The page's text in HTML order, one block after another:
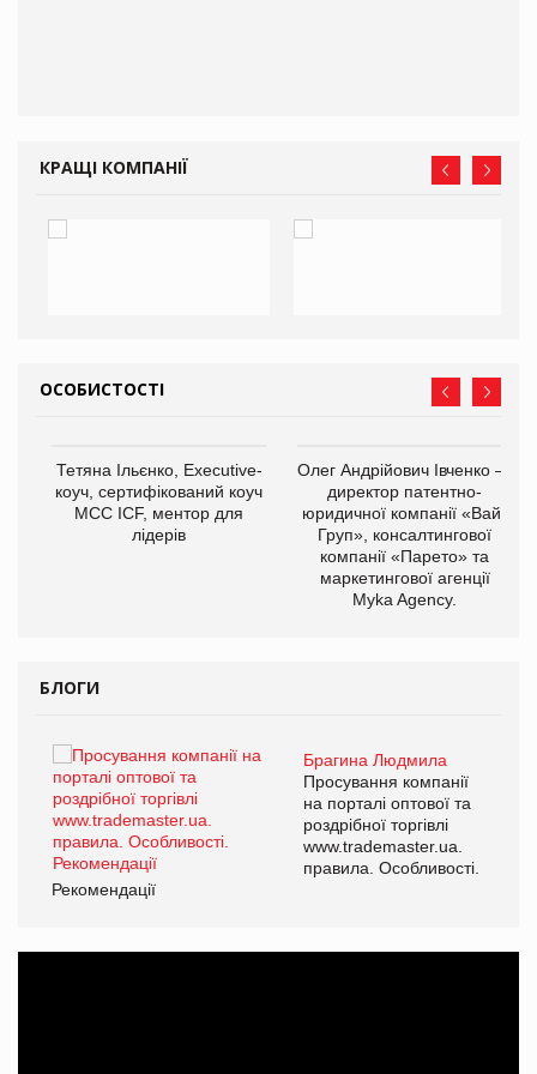
КРАЩІ КОМПАНІЇ
ОСОБИСТОСТІ
Тетяна Ільєнко, Executive-
коуч, сертифікований коуч
МСС ICF, ментор для
лідерів
Олег Андрійович Івченко —
директор патентно-
юридичної компанії «Вайз
Груп», консалтингової
компанії «Парето» та
маркетингової агенції
Myka Agency.
БЛОГИ
Брагина Людмила
Просування компанії
на порталі оптової та
роздрібної торгівлі
www.trademaster.ua.
правила. Особливості.
Рекомендації